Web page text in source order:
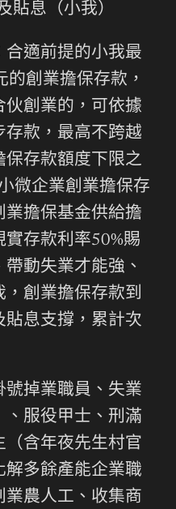
貼息（小我）
合適前提的小我最
創業擔保存款，
伙創業的，可依據
存款，最高不跨越
保存款額度下限之
微企業創業擔保存
業擔保基金供給擔
存款利率50%賜
動失業才能強、
創業擔保存款到
貼息支撐，累計次
號掉業職員、失業
、服役甲士、刑滿
含年夜先生村官
解多餘產能企業職
農人工、收集商